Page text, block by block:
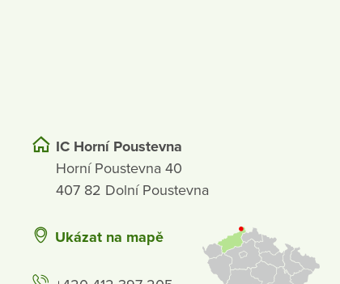
IC Horní Poustevna
Horní Poustevna 40
407 82 Dolní Poustevna
Ukázat na mapě